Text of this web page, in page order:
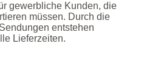
gewerbliche Kunden, die
müssen. Durch die
entstehen
Lieferzeiten.